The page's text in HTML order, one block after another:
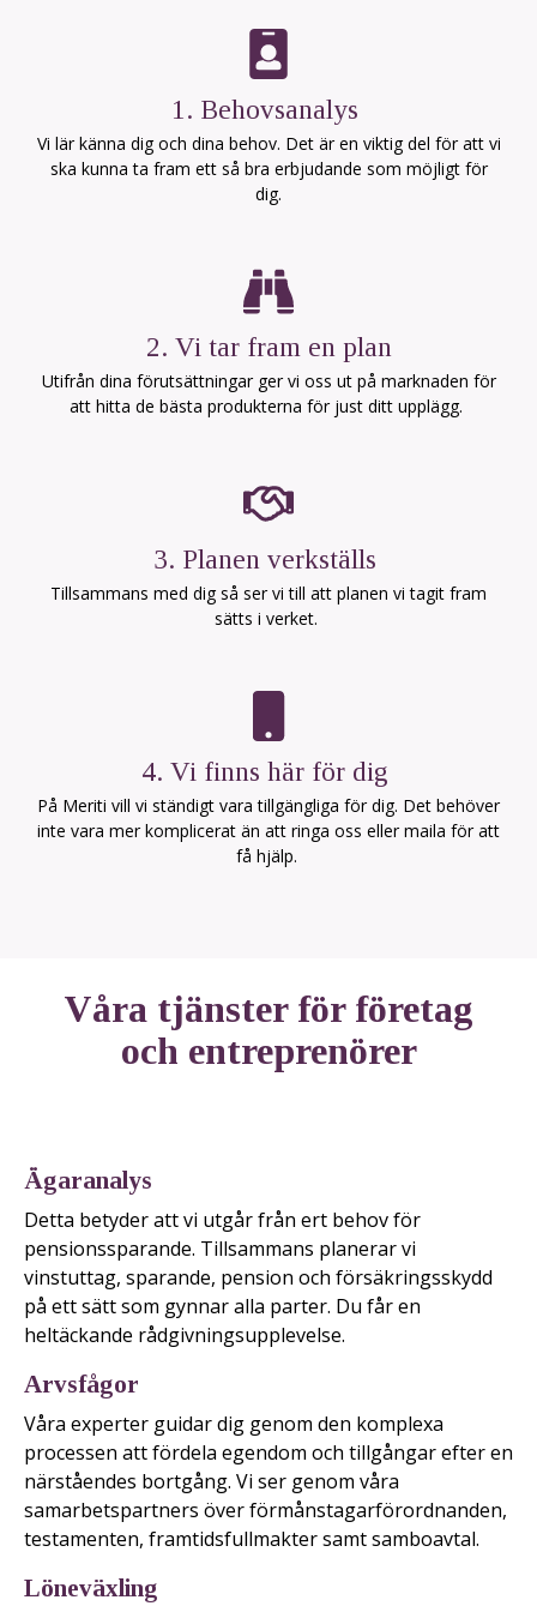
1. Behovsanalys
Vi lär känna dig och dina behov. Det är en viktig del för att vi
ska kunna ta fram ett så bra erbjudande som möjligt för
dig.
2. Vi tar fram en plan
Utifrån dina förutsättningar ger vi oss ut på marknaden för
att hitta de bästa produkterna för just ditt upplägg.
3. Planen verkställs
Tillsammans med dig så ser vi till att planen vi tagit fram
sätts i verket.
4. Vi finns här för dig
På Meriti vill vi ständigt vara tillgängliga för dig. Det behöver
inte vara mer komplicerat än att ringa oss eller maila för att
få hjälp.
Våra tjänster för företag
och entreprenörer
Ägaranalys
Detta betyder att vi utgår från ert behov för
pensionssparande. Tillsammans planerar vi
vinstuttag, sparande, pension och försäkringsskydd
på ett sätt som gynnar alla parter. Du får en
heltäckande rådgivningsupplevelse.
Arvsfågor
Våra experter guidar dig genom den komplexa
processen att fördela egendom och tillgångar efter en
närståendes bortgång. Vi ser genom våra
samarbetspartners över förmånstagarförordnanden,
testamenten, framtidsfullmakter samt samboavtal.
Löneväxling